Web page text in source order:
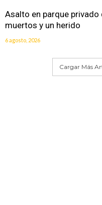
Asalto en parque
muertos y un herido
6 agosto, 2026
Cargar Más